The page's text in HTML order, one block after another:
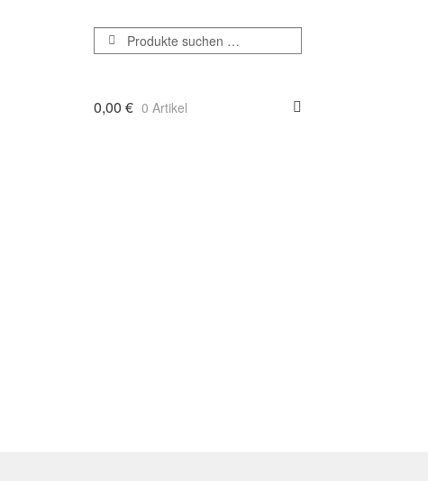
Suchen
nach:
Suchen
0,00 € 0 Artikel